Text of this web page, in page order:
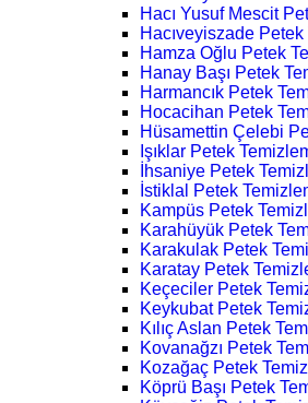
Hacı Yusuf Mescit
Hacıveyiszade
Hamza Oğlu Petek
Hanay Başı Petek
Harmancık Petek
Hocacihan Petek
Hüsamettin Çelebi
Işıklar Petek
İhsaniye Petek
İstiklal Petek
Kampüs Petek
Karahüyük Petek
Karakulak Petek
Karatay Petek
Keçeciler Petek
Keykubat Petek
Kılıç Aslan Petek
Kovanağzı Petek
Kozağaç Petek
Köprü Başı Petek